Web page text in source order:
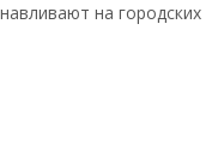
на городских